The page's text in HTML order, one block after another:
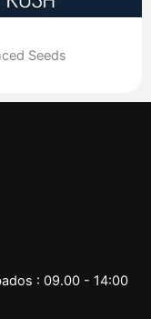
Seeds
: 09.00 - 14:00